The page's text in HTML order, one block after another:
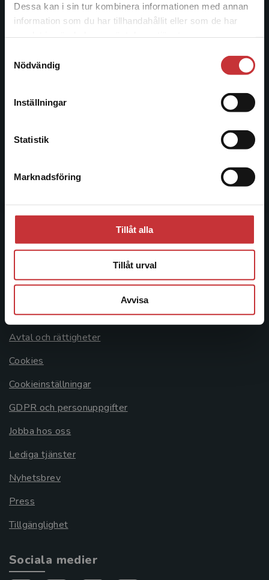
Dessa kan i sin tur kombinera informationen med annan
information som du har tillhandahållit eller som de har
Nödvändig
Inställningar
Statistik
Marknadsföring
Tillåt alla
Tillåt urval
Avvisa
Det verkar som att du besöker
studentlitteratur.se via en enhet utanför Sverige.
Vi erbjuder inte leveranser utanför Sverige. För
att kunna slutföra ett köp måste
Postadress:
Box 141
221 00 Lund
Besöksadress:
Kundservice
046-31 21 00
Systemkrav
Allmänna länkar
Om oss
Avtal och rättigheter
Cookies
Cookieinställningar
GDPR och personuppgifter
Jobba hos oss
Lediga tjänster
Nyhetsbrev
Press
Tillgänglighet
Sociala medier